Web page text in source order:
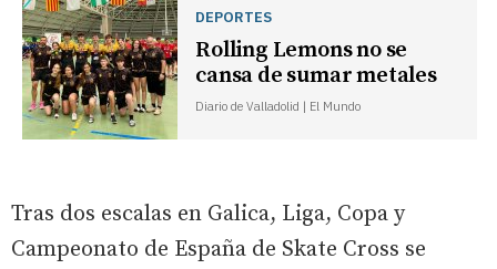
DEPORTES
Rolling Lemons no se
cansa de sumar metales
Diario de Valladolid | El Mundo
Tras dos escalas en Galica, Liga, Copa y
Campeonato de España de Skate Cross se